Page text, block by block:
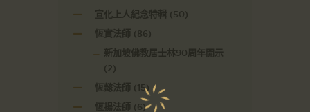
宣化上人紀念特輯 (50)
恆實法師 (86)
新加坡佛教居士林90周年開示
(2)
恆懿法師 (15)
恆揚法師 (6)